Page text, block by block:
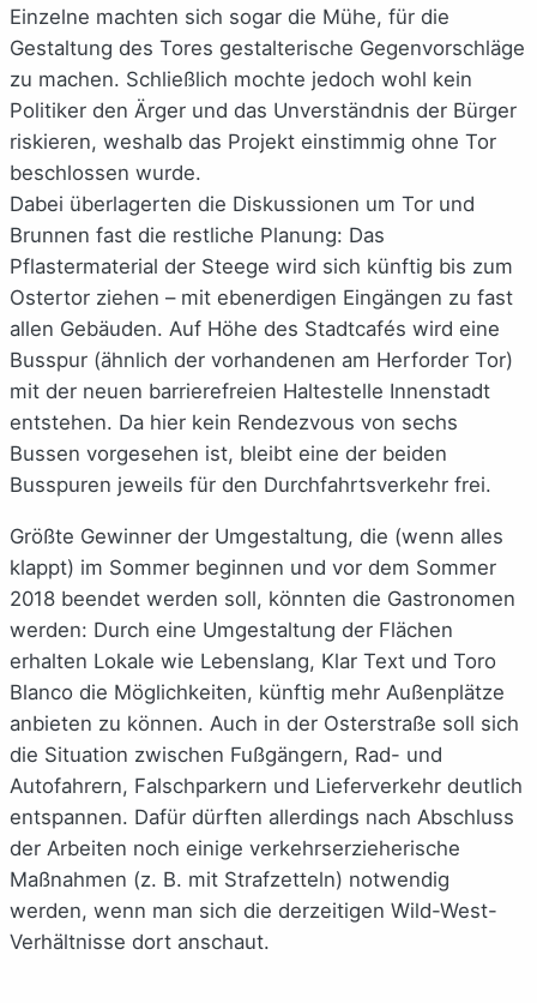
Einzelne machten sich sogar die Mühe, für die
Gestaltung des Tores gestalterische Gegenvorschläge
zu machen. Schließlich mochte jedoch wohl kein
Politiker den Ärger und das Unverständnis der Bürger
riskieren, weshalb das Projekt einstimmig ohne Tor
beschlossen wurde.
Dabei überlagerten die Diskussionen um Tor und
Brunnen fast die restliche Planung: Das
Pflastermaterial der Steege wird sich künftig bis zum
Ostertor ziehen – mit ebenerdigen Eingängen zu fast
allen Gebäuden. Auf Höhe des Stadtcafés wird eine
Busspur (ähnlich der vorhandenen am Herforder Tor)
mit der neuen barrierefreien Haltestelle Innenstadt
entstehen. Da hier kein Rendezvous von sechs
Bussen vorgesehen ist, bleibt eine der beiden
Busspuren jeweils für den Durchfahrtsverkehr frei.
Größte Gewinner der Umgestaltung, die (wenn alles
klappt) im Sommer beginnen und vor dem Sommer
2018 beendet werden soll, könnten die Gastronomen
werden: Durch eine Umgestaltung der Flächen
erhalten Lokale wie Lebenslang, Klar Text und Toro
Blanco die Möglichkeiten, künftig mehr Außenplätze
anbieten zu können. Auch in der Osterstraße soll sich
die Situation zwischen Fußgängern, Rad- und
Autofahrern, Falschparkern und Lieferverkehr deutlich
entspannen. Dafür dürften allerdings nach Abschluss
der Arbeiten noch einige verkehrserzieherische
Maßnahmen (z. B. mit Strafzetteln) notwendig
werden, wenn man sich die derzeitigen Wild-West-
Verhältnisse dort anschaut.